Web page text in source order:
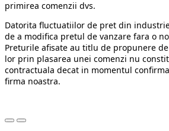
primirea comenzii dvs.
Datorita fluctuatiilor de pret din
de a modifica pretul de vanzare fara o
Preturile afisate au titlu de propunere
lor prin plasarea unei comenzi nu
contractuala decat in momentul
firma noastra.